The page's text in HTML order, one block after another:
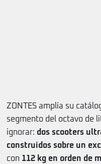
ZONTES amplía su
segmento del octavo de
ignorar: dos scooters
construidos sobre un
con 112 kg en orden de